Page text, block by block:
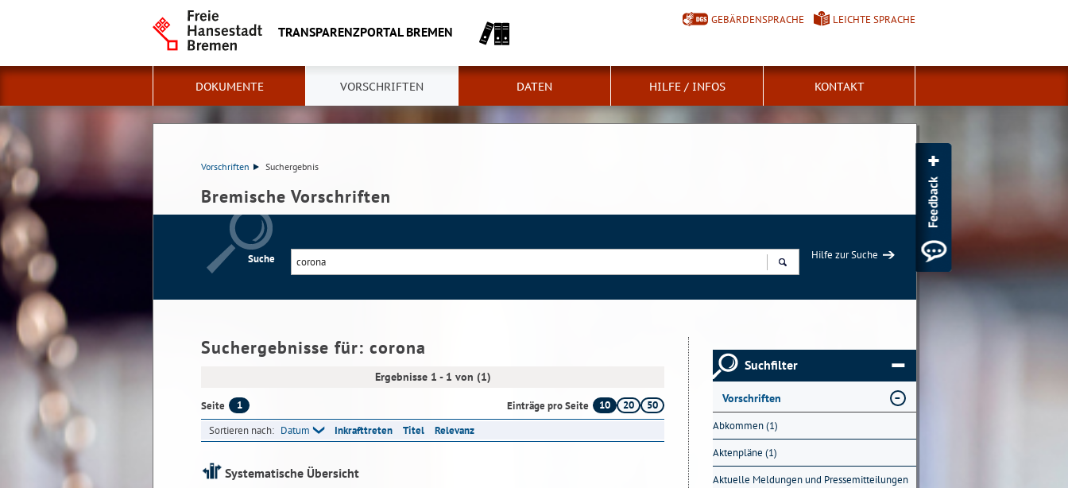
TRANSPARENZPORTAL BREMEN
GEBÄRDENSPRACHE LEICHTE SPRACHE
DOKUMENTE VORSCHRIFTEN DATEN HILFE / INFOS KONTAKT
Vorschriften Suchergebnis
Bremische Vorschriften
Suche
Hilfe zur Suche
Suchergebnisse für: corona
Ergebnisse 1 - 1 von (1)
Seite 1 Einträge pro Seite 10 20
50
Sortieren nach: Datum Inkrafttreten Titel Relevanz
Systematische Übersicht
Suchfilter
Vorschriften
Abkommen (1)
Aktenpläne (1)
Aktuelle Meldungen und Pressemitteilungen